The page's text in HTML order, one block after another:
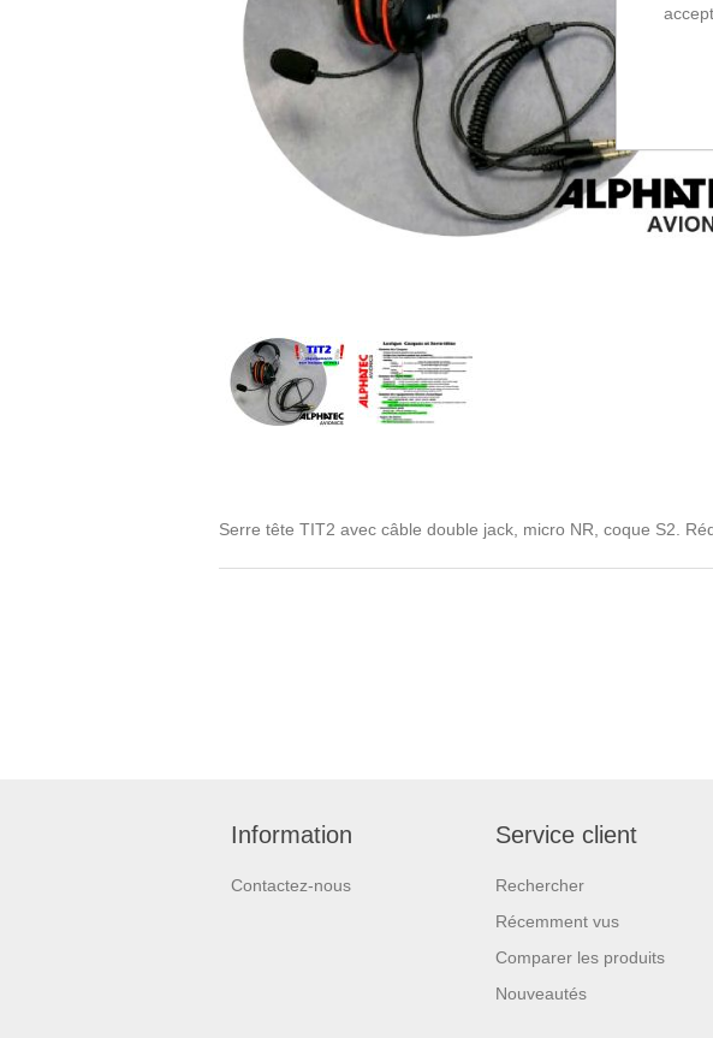
Serre tête TIT2 avec câble double jack, micro NR, coque S2.
Information
Contactez-nous
Service client
Rechercher
Récemment vus
Comparer les produits
Nouveautés